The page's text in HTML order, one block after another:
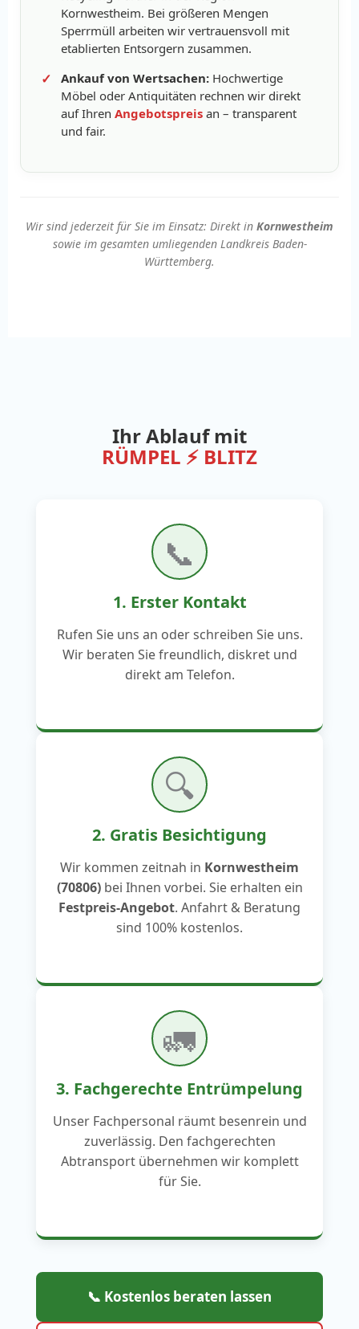
Kornwestheim. Bei größeren Mengen
Sperrmüll arbeiten wir vertrauensvoll mit
etablierten Entsorgern zusammen.
Ankauf von Wertsachen: Hochwertige
Möbel oder Antiquitäten rechnen wir direkt
auf Ihren Angebotspreis an – transparent
und fair.
Wir sind jederzeit für Sie im Einsatz: Direkt in Kornwestheim
sowie im gesamten umliegenden Landkreis Baden-
Württemberg.
Ihr Ablauf mit
RÜMPEL ⚡ BLITZ
📞
1. Erster Kontakt
Rufen Sie uns an oder schreiben Sie uns.
Wir beraten Sie freundlich, diskret und
direkt am Telefon.
🔍
2. Gratis Besichtigung
Wir kommen zeitnah in Kornwestheim
(70806)bei Ihnen vorbei. Sie erhalten ein
Festpreis-Angebot. Anfahrt & Beratung
sind 100% kostenlos.
🚛
3. Fachgerechte Entrümpelung
Unser Fachpersonal räumt besenrein und
zuverlässig. Den fachgerechten
Abtransport übernehmen wir komplett
für Sie.
📞 Kostenlos beraten lassen